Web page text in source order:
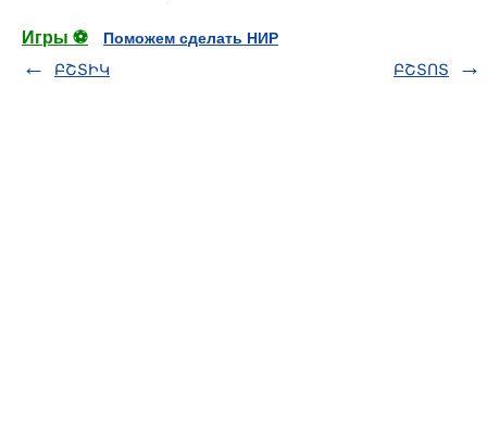
Игры ⚽
Поможем сделать НИР
ԲՇՏԻԿ
ԲՇՏՈՏ